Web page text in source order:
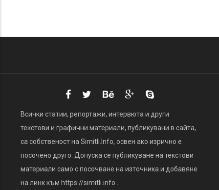
Всички статии, репортажи, интервюта и други
текстови и графични материали, публикувани в сайта,
са собственост на Simitli.Info, освен ако изрично е
посочено друго. Допуска се публикуване на текстови
материали само с посочване на източника и добавяне
на линк към https://simitli.info .